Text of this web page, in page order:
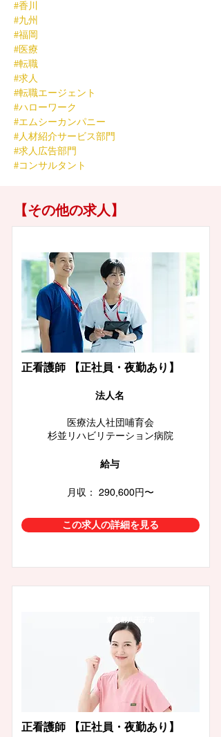
#香川
#九州
#福岡
#医療
#転職
#求人
#転職エージェント
#ハローワーク
#エムシーカンパニー
#人材紹介サービス部門
#求人広告部門
#コンサルタント
【その他の求人】
東京都杉並区
正看護師 【正社員・夜勤あり】
​法人名
医療法人社団哺育会
杉並リハビリテーション病院
給与
月収： 290,600円〜
この求人の詳細を見る
東京都八王子市
正看護師 【正社員・夜勤あり】